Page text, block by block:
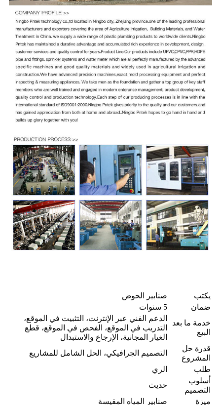
يكتب
صنابير الحوض
ضمان
5 سنوات
خدمة ما بعد
البيع
الدعم الفني عبر الإنترنت، التثبيت في الموقع،
التدريب في الموقع، الفحص في الموقع، قطع
الغيار المجانية، الإرجاع والاستبدال
قدرة حل
المشروع
التصميم الجرافيكي، الحل الشامل للمشاريع
طلب
الري
أسلوب
التصميم
حديث
ميزة
صنابير المياه المقيسة